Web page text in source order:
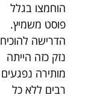
הוחמצו בגלל
פוסט משמיץ.
הדרישה להוכיח
נזק כזה הייתה
מותירה נפגעים
רבים ללא כל